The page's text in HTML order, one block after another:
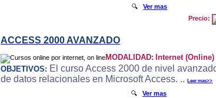
🔍Ver mas
Precio:
ACCESS 2000 AVANZADO
MODALIDAD: Internet (Online)
OBJETIVOS: El curso Access 2000 de nivel
de datos relacionales en Microsoft Access. ..Leer mas>>
🔍Ver mas